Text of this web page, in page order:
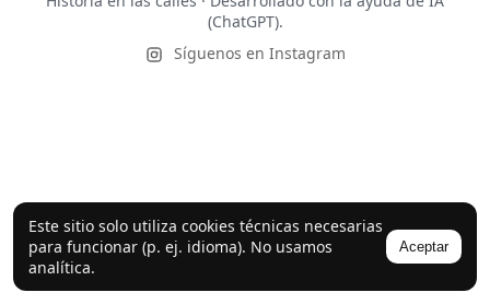
Este sitio solo utiliza cookies técnicas necesarias
para funcionar (p. ej. idioma). No usamos
analítica.
Aceptar
(ChatGPT).
Síguenos en Instagram